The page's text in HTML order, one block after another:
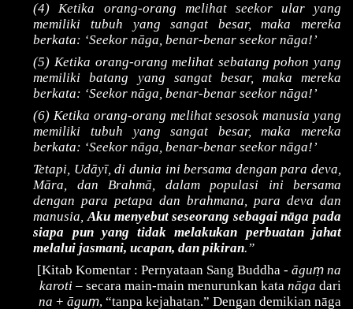
(4) Ketika orang-orang melihat seekor ular yang
memiliki tubuh yang sangat besar, maka mereka
berkata: ‘Seekor nāga, benar-benar seekor nāga!’
(5) Ketika orang-orang melihat sebatang pohon yang
memiliki batang yang sangat besar, maka mereka
berkata: ‘Seekor nāga, benar-benar seekor nāga!’
(6) Ketika orang-orang melihat sesosok manusia yang
memiliki tubuh yang sangat besar, maka mereka
berkata: ‘Seekor nāga, benar-benar seekor nāga!’
Tetapi, Udāyī, di dunia ini bersama dengan para deva,
Māra, dan Brahmā, dalam populasi ini bersama
dengan para petapa dan brahmana, para deva dan
manusia,Aku menyebut seseorang sebagai nāga pada
siapa pun yang tidak melakukan perbuatan jahat
melalui jasmani, ucapan, dan pikiran.”
[Kitab Komentar : Pernyataan Sang Buddha - āguṃ na
karoti – secara main-main menurunkan kata nāga dari
na + āguṃ, “tanpa kejahatan.” Dengan demikian nāga